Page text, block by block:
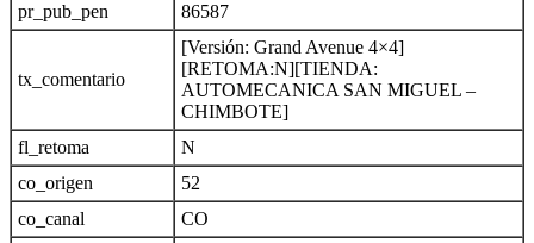
pr_pub_pen
86587
tx_comentario
[Versión: Grand Avenue 4×4]
[RETOMA:N][TIENDA:
AUTOMECANICA SAN MIGUEL –
CHIMBOTE]
fl_retoma
N
co_origen
52
co_canal
CO